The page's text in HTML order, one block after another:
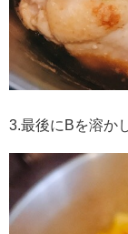
3.最後にBを溶か